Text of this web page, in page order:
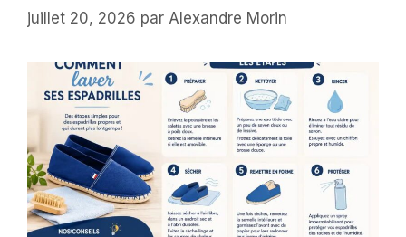
juillet 20, 2026 par Alexandre Morin